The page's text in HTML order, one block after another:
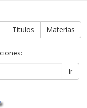
Títulos Materias
Ir